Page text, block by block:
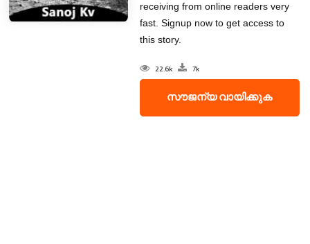
receiving from online readers very
fast. Signup now to get access to
this story.
22.6k 7k
സൗജന്യ വായിക്കുക